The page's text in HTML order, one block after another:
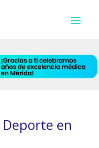
en